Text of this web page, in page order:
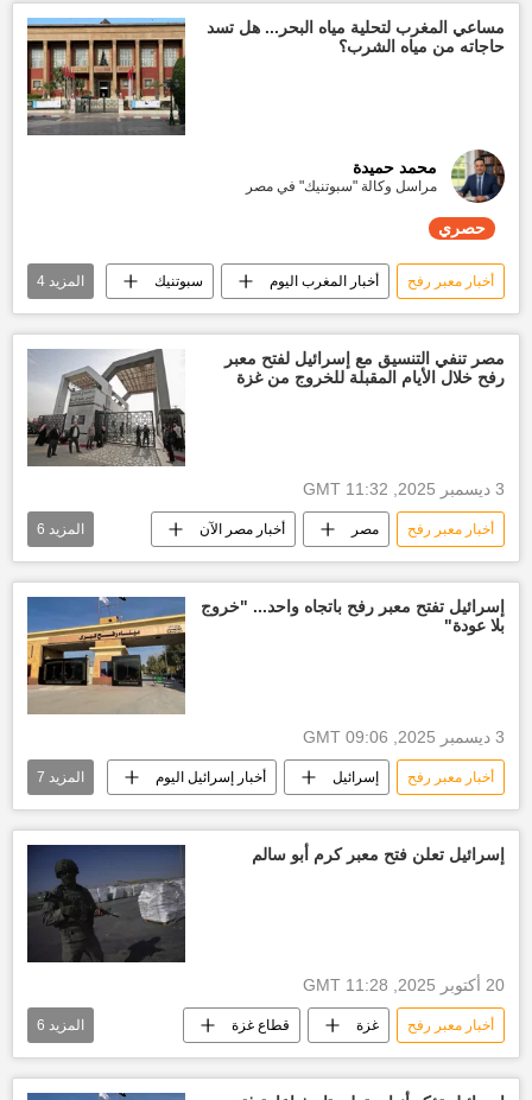
مساعي المغرب لتحلية مياه البحر... هل تسد
حاجاته من مياه الشرب؟
محمد حميدة
مراسل وكالة "سبوتنيك" في مصر
حصري
أخبار معبر رفح أخبار المغرب اليوم سبوتنيك
أخبار الشرق الأوسط أخبار سوريا اليوم
مصر
المزيد 4
مصر تنفي التنسيق مع إسرائيل لفتح معبر
رفح خلال الأيام المقبلة للخروج من غزة
3 ديسمبر 2025, 11:32 GMT
أخبار معبر رفح مصر أخبار مصر الآن
أخبار إسرائيل اليوم إسرائيل
أخبار مدينة رفح حركة حماس
أخبار العالم الآن
المزيد 6
إسرائيل تفتح معبر رفح باتجاه واحد... "خروج
بلا عودة"
3 ديسمبر 2025, 09:06 GMT
أخبار معبر رفح إسرائيل أخبار إسرائيل اليوم
قطاع غزة غزة
العدوان الإسرائيلي على غزة أخبار مدينة رفح
المزيد 7
إسرائيل تعلن فتح معبر كرم أبو سالم
20 أكتوبر 2025, 11:28 GMT
أخبار معبر رفح غزة قطاع غزة
العدوان الإسرائيلي على غزة أخبار إسرائيل اليوم
إسرائيل حركة حماس
المزيد 6